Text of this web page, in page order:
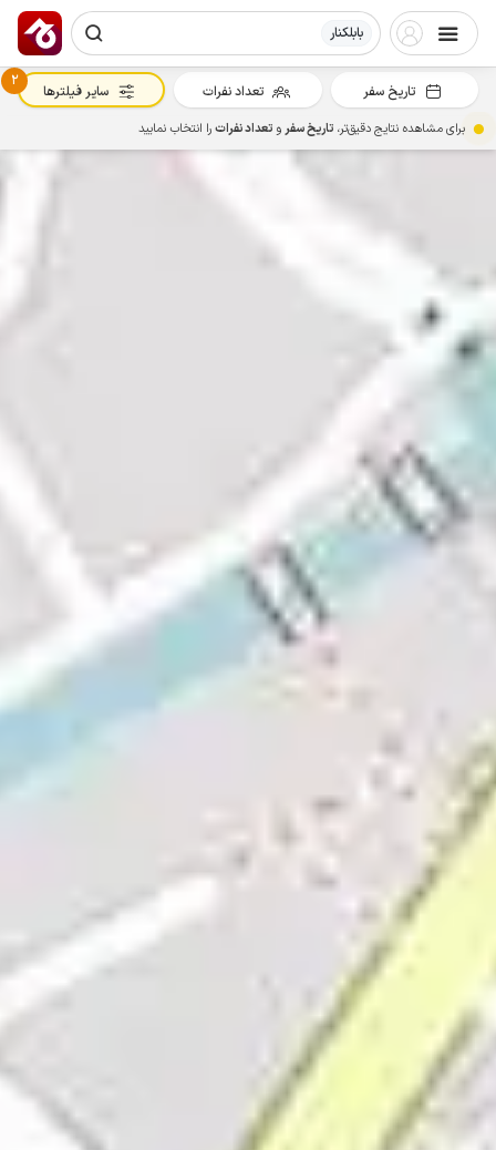
بابلکنار
تاریخ سفر تعداد نفرات
2
سایر فیلترها
برای مشاهده نتایج دقیق‌تر، تاریخ سفرو تعداد نفراترا انتخاب نمایید